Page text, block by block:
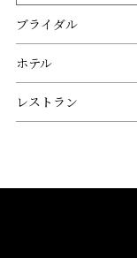
ブライダル
ホテル
レストラン